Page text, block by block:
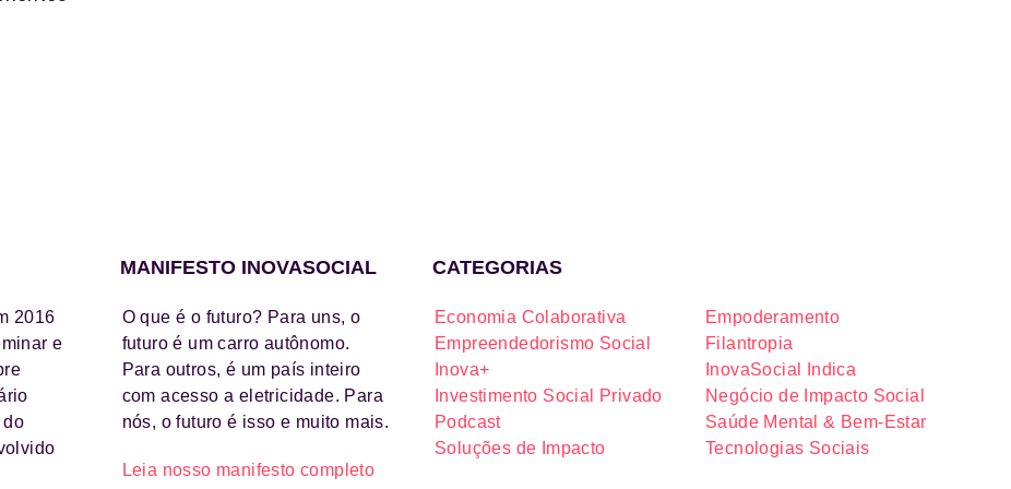
2016
e
do
MANIFESTO INOVASOCIAL
O que é o futuro? Para uns, o
futuro é um carro autônomo.
Para outros, é um país inteiro
com acesso a eletricidade. Para
nós, o futuro é isso e muito mais.
Leia nosso manifesto completo
CATEGORIAS
Economia Colaborativa
Empoderamento
Empreendedorismo Social
Filantropia
Inova+
InovaSocial Indica
Investimento Social Privado
Negócio de Impacto Social
Podcast
Saúde Mental & Bem-Estar
Soluções de Impacto
Tecnologias Sociais